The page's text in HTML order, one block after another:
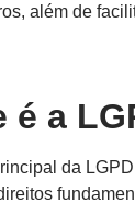
além de
é a
da